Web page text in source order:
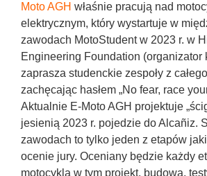
Moto AGH właśnie pracują nad
elektrycznym, który wystartuje w
zawodach MotoStudent w 2023 r. w
Engineering Foundation (organizator
zaprasza studenckie zespoły z
zachęcając hasłem „No fear, race
Aktualnie E-Moto AGH projektuje
jesienią 2023 r. pojedzie do Alcañiz.
zawodach to tylko jeden z etapów
ocenie jury. Oceniany będzie każdy
motocykla w tym projekt, budowa,